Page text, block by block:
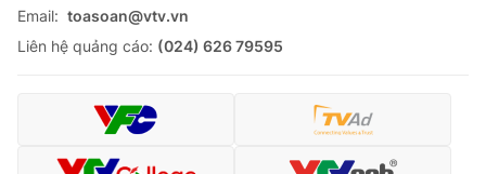
Email: toasoan@vtv.vn
Liên hệ quảng cáo: (024) 626 79595